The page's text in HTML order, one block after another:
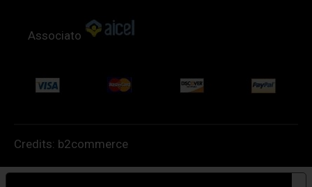
Associato
Credits: b2commerce